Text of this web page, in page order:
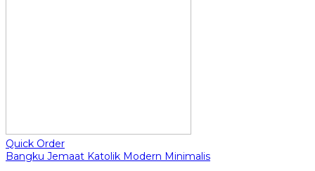
Quick Order
Bangku Jemaat Katolik Modern Minimalis